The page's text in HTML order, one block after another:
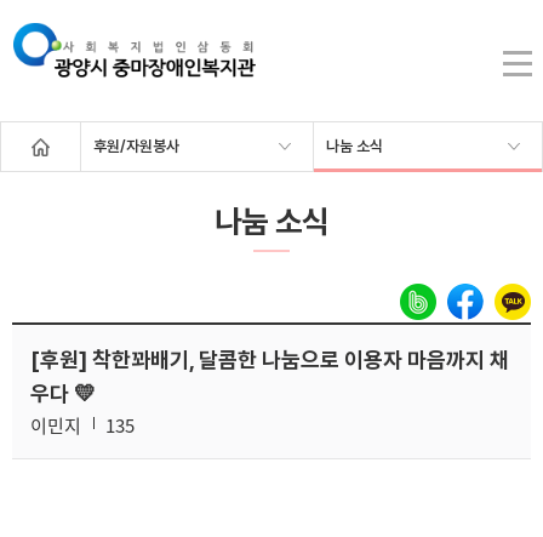
후원/자원봉사 나눔 소식
나눔 소식
[후원] 착한꽈배기, 달콤한 나눔으로 이용자 마음까지 채
우다 💛
이민지 135